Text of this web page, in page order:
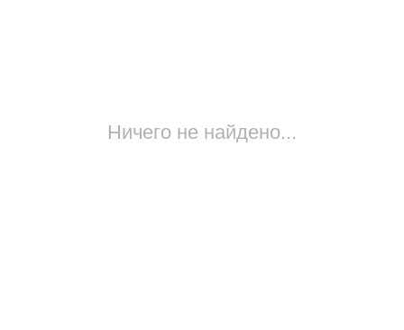
Ничего не найдено...